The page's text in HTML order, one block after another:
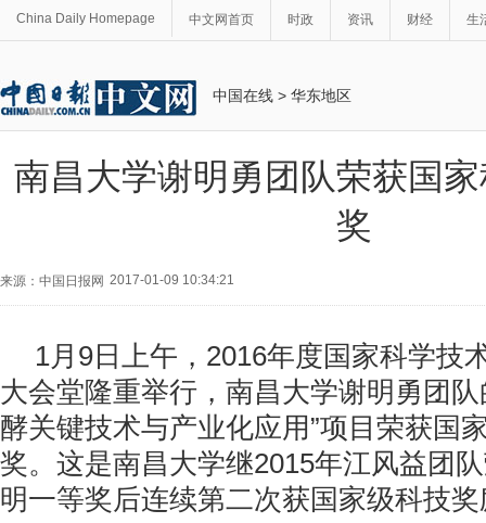
China Daily Homepage 中文网首页 时政 资讯 财经 生
中国在线 > 华东地区
南昌大学谢明勇团队荣获国
奖
来源：中国日报网 2017-01-09 10:34:21
1月9日上午，2016年度国家科学技
大会堂隆重举行，南昌大学谢明勇团
酵关键技术与产业化应用”项目荣获国
奖。这是南昌大学继2015年江风益团
明一等奖后连续第二次获国家级科技